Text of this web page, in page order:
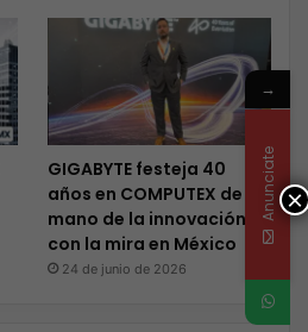
GIGABYTE festeja 40
años en COMPUTEX de la
mano de la innovación y
con la mira en México
24 de junio de 2026
×
→
Anunciate